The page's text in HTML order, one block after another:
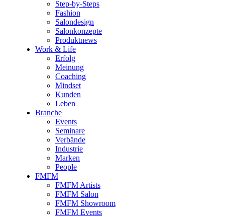
Step-by-Steps
Fashion
Salondesign
Salonkonzepte
Produktnews
Work & Life
Erfolg
Meinung
Coaching
Mindset
Kunden
Leben
Branche
Events
Seminare
Verbände
Industrie
Marken
People
FMFM
FMFM Artists
FMFM Salon
FMFM Showroom
FMFM Events